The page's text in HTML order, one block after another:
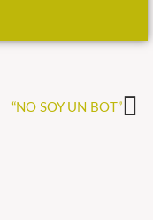
“NO SOY UN BOT”